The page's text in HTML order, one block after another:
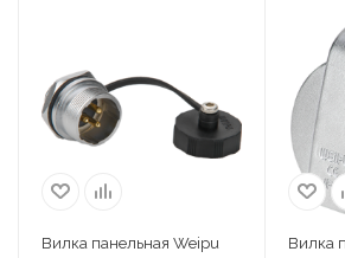
Вилка панельная Weipu
Вилка